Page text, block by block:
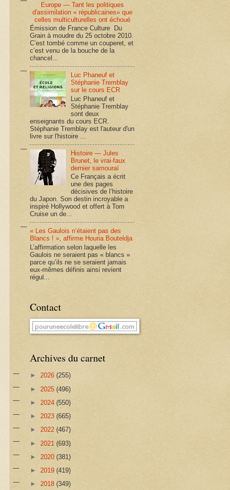
Europe — Tant les politiques
d'assimilation « républicaines» que
celles multiculturelles ont échoué
Émission de France Culture Du
Grain à moudre du 25 octobre 2010.
C’est tombé comme un couperet, et
c’est venu de la bouche de la
chancel...
Luc Phaneuf et
Stéphanie Tremblay
sur le cours ECR
Luc Phaneuf et
Stéphanie Tremblay
sont deux
enseignants du cours ECR.
Stéphanie Tremblay est l'auteur d'un
livre sur l'histoire ...
Histoire — Jules
Brunet, le vrai-faux
dernier samouraï
Ce Français a écrit
une des pages
décisives de l’histoire
du Japon. Son destin incroyable a
inspiré Hollywood et offert à Tom
Cruise un de...
« Les Gaulois n’étaient pas des
Blancs ! », affirme Houria Bouteldja
L’affirmation selon laquelle les
Gaulois ne seraient pas « blancs »
parce qu’ils ne se seraient jamais
eux-mêmes définis ainsi revient
régul...
Contact
Archives du carnet
► 2026 (255)
► 2025 (496)
► 2024 (550)
► 2023 (665)
► 2022 (467)
► 2021 (693)
► 2020 (381)
► 2019 (419)
► 2018 (349)